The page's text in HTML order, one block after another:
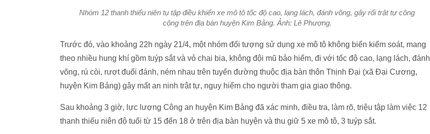
Nhóm 12 thanh thiếu niên tụ tập điều khiển xe mô tô tốc độ cao, lạng lách, đánh võng, gây rối trật tự công
cộng trên địa bàn huyện Kim Bảng. Ảnh: Lê Phượng.
Trước đó, vào khoảng 22h ngày 21/4, một nhóm đối tượng sử dụng xe mô tô không biển kiểm soát, mang
theo nhiều hung khí gồm tuýp sắt và vỏ chai bia, không đội mũ bảo hiểm, đi với tốc độ cao, lạng lách, đánh
võng, rú còi, rượt đuổi đánh, ném nhau trên tuyến đường thuộc địa bàn thôn Thịnh Đại (xã Đại Cương,
huyện Kim Bảng) gây mất an ninh trật tự, nguy hiểm cho người tham gia giao thông.
Sau khoảng 3 giờ, lực lượng Công an huyện Kim Bảng đã xác minh, điều tra, làm rõ, triệu tập làm việc 12
thanh thiếu niên độ tuổi từ 15 đến 18 ở trên địa bàn huyện và thu giữ 5 xe mô tô, 3 tuýp sắt.